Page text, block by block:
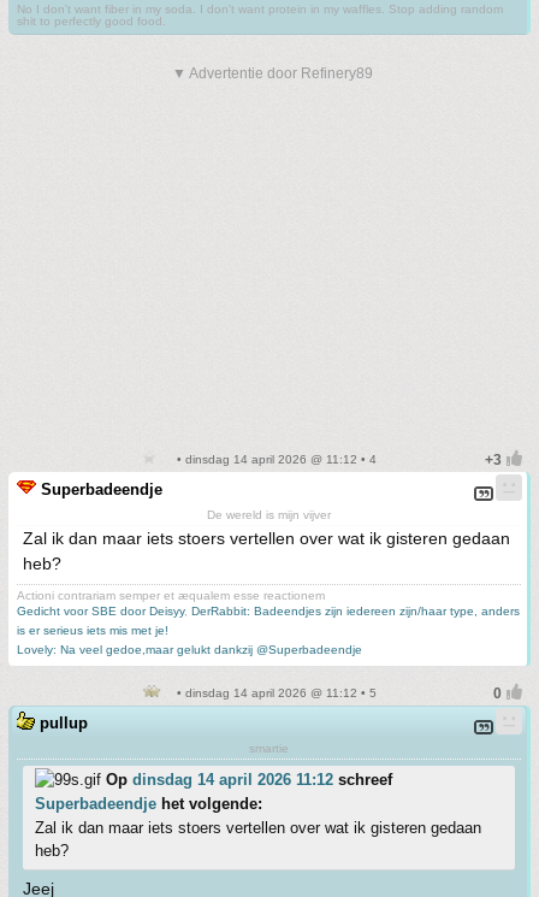
No I don't want fiber in my soda. I don't want protein in my waffles. Stop adding random
shit to perfectly good food.
▼ Advertentie door Refinery89
• dinsdag 14 april 2026 @ 11:12 • 4
Superbadeendje
De wereld is mijn vijver
Zal ik dan maar iets stoers vertellen over wat ik gisteren gedaan
heb?
Actioni contrariam semper et æqualem esse reactionem
Gedicht voor SBE door Deisyy, DerRabbit: Badeendjes zijn iedereen zijn/haar type, anders
is er serieus iets mis met je!
Lovely: Na veel gedoe,maar gelukt dankzij @Superbadeendje
• dinsdag 14 april 2026 @ 11:12 • 5
pullup
smartie
Op dinsdag 14 april 2026 11:12 schreef
Superbadeendje het volgende:
Zal ik dan maar iets stoers vertellen over wat ik gisteren gedaan
heb?
Jeej